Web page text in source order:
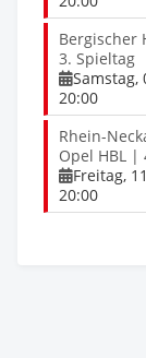
Bergischer
3. Spieltag
Samstag,
20:00
Rhein-
Opel HBL |
Freitag,
20:00